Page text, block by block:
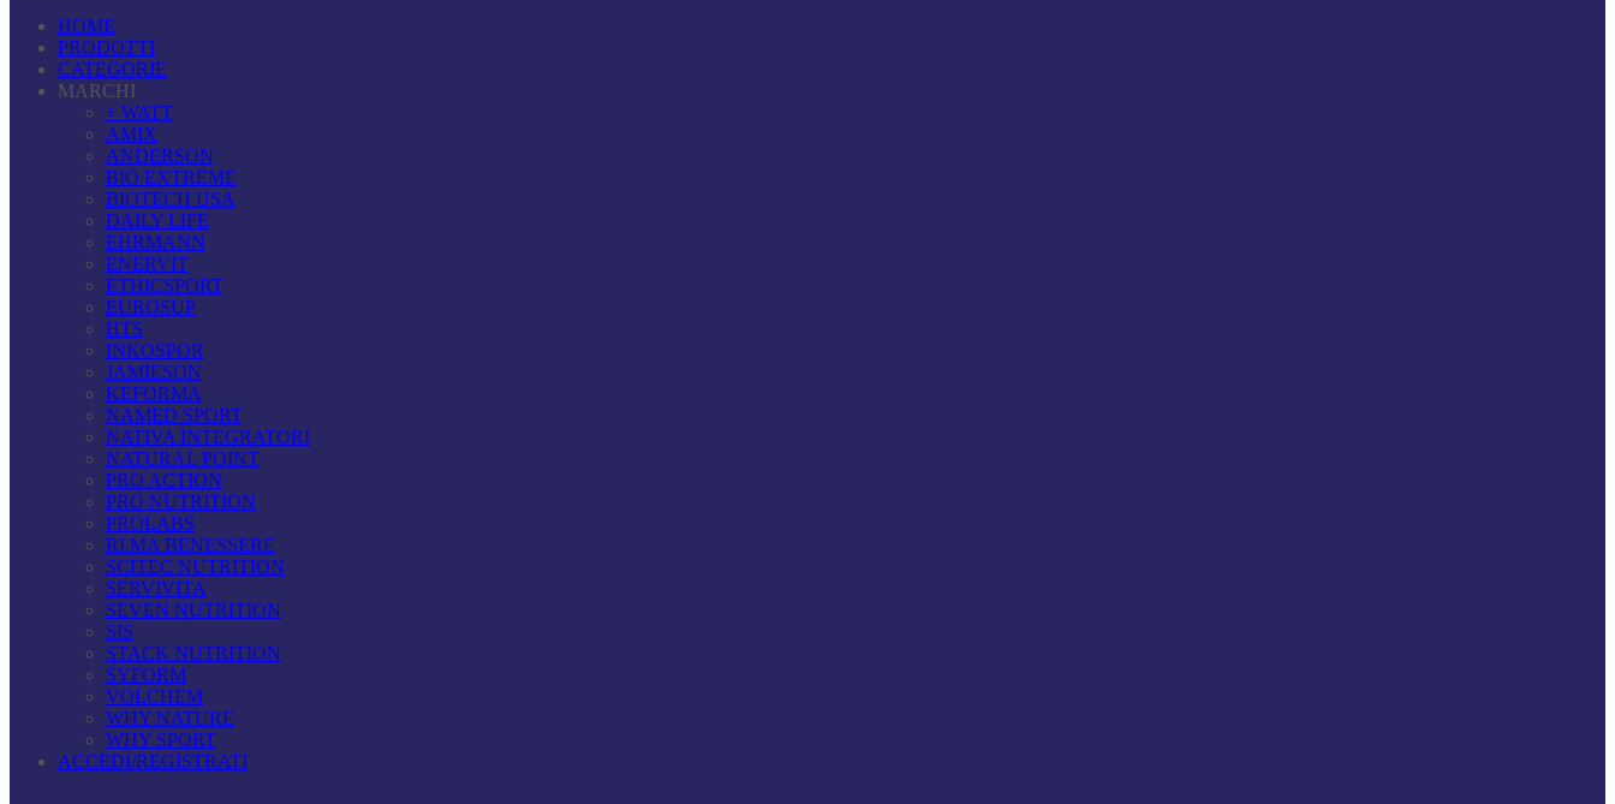
HOME
PRODOTTI
CATEGORIE
MARCHI
+ WATT
AMIX
ANDERSON
BIO EXTREME
BIOTECH USA
DAILY LIFE
EHRMANN
ENERVIT
ETHICSPORT
EUROSUP
HTS
INKOSPOR
JAMIESON
KEFORMA
NAMED SPORT
NATIVA INTEGRATORI
NATURAL POINT
PRO ACTION
PRO NUTRITION
PROLABS
RI.MA BENESSERE
SCITEC NUTRITION
SERVIVITA
SEVEN NUTRITION
SIS
STACK NUTRITION
SYFORM
VOLCHEM
WHY NATURE
WHY SPORT
ACCEDI/REGISTRATI